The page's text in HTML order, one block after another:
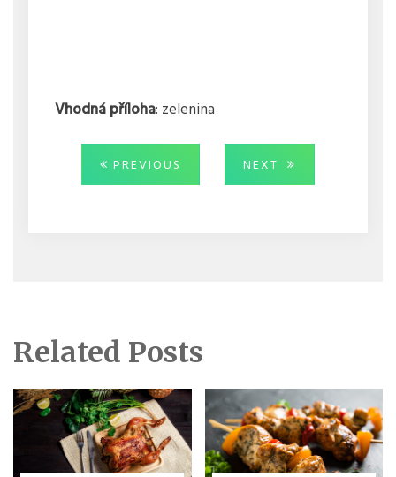
Vhodná příloha: zelenina
Navigace
pro
PREVIOUS PREVIOUS
POST:
NEXT NEXT
POST:
Related Posts